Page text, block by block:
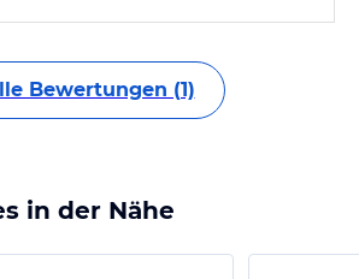
Bewertungen (1)
in der Nähe